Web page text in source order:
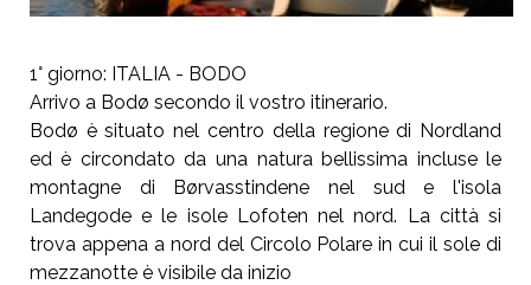
1° giorno: ITALIA - BODO
Arrivo a Bodø secondo il vostro itinerario.
Bodø è situato nel centro della regione di Nordland
ed è circondato da una natura bellissima incluse le
montagne di Børvasstindene nel sud e l'isola
Landegode e le isole Lofoten nel nord. La città si
trova appena a nord del Circolo Polare in cui il sole di
mezzanotte è visibile da inizio